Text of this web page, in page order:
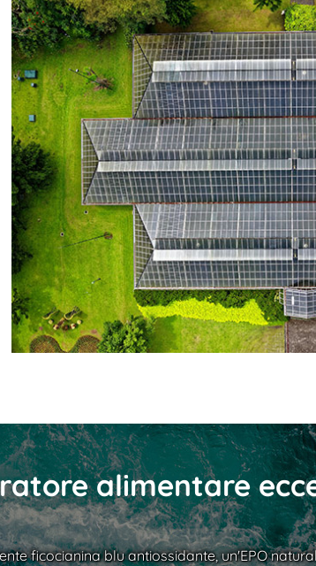
alimentare
ficocianina blu antiossidante, un'EPO